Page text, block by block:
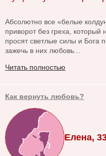
Абсолютно все «белые
приворот без греха, который
просят светлые силы и Бога
зажечь в них любовь...
Читать полностью
Как вернуть любовь?
Елена,